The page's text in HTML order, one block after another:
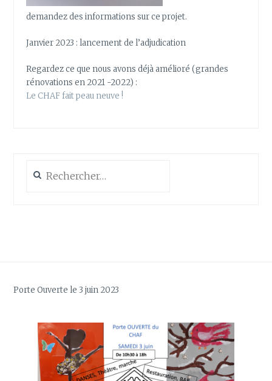
demandez des informations sur ce projet.
Janvier 2023 : lancement de l’adjudication
Regardez ce que nous avons déjà amélioré (grandes
rénovations en 2021 -2022) :
Le CHAF fait peau neuve !
Porte Ouverte le 3 juin 2023